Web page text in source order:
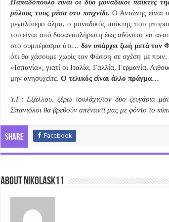
Παπαδόπουλο είναι οι δύο μοναδικοί παίκτες
ρόλους τους μέσα στο παιχνίδι. Ο Αντώνης είναι
μεγαλύτερο άλμα, ο μοναδικός παίκτης που
του είναι από δυσαναπλήρωτη έως αδύνατο να
στο συμπέρασμα ότι… δεν υπάρχει ζωή μετά τον
ότι θα χάσουμε χωρίς τον Φώτση σε σχέση με
«Ισπανία», γιατί οι Ιταλία, Γαλλία, Γερμανία,
μην ανησυχείτε. Ο τελικός είναι άλλο πράγμα…
Υ.Γ.: Εξάλλου, ξέρω τουλάχιστον δύο ζευγάρια
Σπανιόλοι θα βρεθούν απέναντί μας με φόντο το
Share Facebook
About nikolask11